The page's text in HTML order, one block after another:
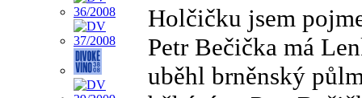
Holčičku jsem
Petr Bečička má
uběhl brněnský